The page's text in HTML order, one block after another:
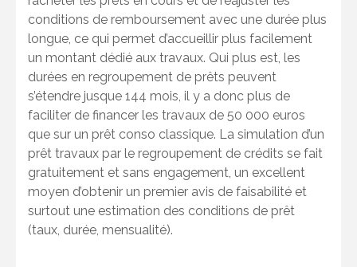
conditions de remboursement avec une durée plus
longue, ce qui permet d’accueillir plus facilement
un montant dédié aux travaux. Qui plus est, les
durées en regroupement de prêts peuvent
s’étendre jusque 144 mois, il y a donc plus de
faciliter de financer les travaux de 50 000 euros
que sur un prêt conso classique. La simulation d’un
prêt travaux par le regroupement de crédits se fait
gratuitement et sans engagement, un excellent
moyen d’obtenir un premier avis de faisabilité et
surtout une estimation des conditions de prêt
(taux, durée, mensualité).